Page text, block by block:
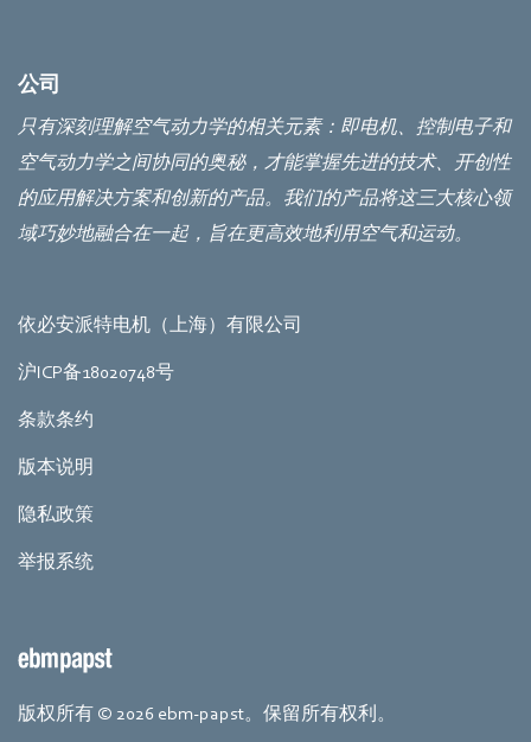
公司
只有深刻理解空气动力学的相关元素：即电机、控制电子和
空气动力学之间协同的奥秘，才能掌握先进的技术、开创性
的应用解决方案和创新的产品。我们的产品将这三大核心领
域巧妙地融合在一起，旨在更高效地利用空气和运动。
依必安派特电机（上海）有限公司
沪ICP备18020748号
条款条约
版本说明
隐私政策
举报系统
版权所有 © 2026 ebm-papst。保留所有权利。